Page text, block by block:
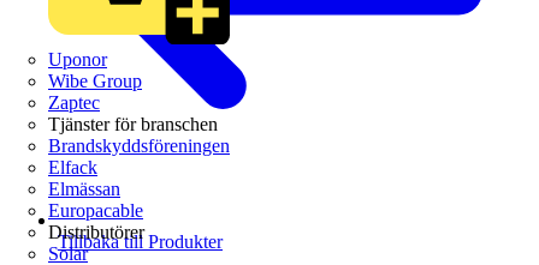
Uponor
Wibe Group
Zaptec
Tjänster för branschen
Brandskyddsföreningen
Elfack
Elmässan
Europacable
Distributörer
Solar
Tillbaka till Produkter